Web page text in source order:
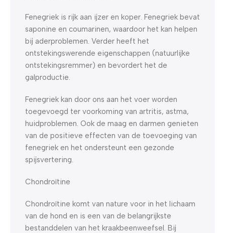
Fenegriek is rijk aan ijzer en koper. Fenegriek bevat
saponine en coumarinen, waardoor het kan helpen
bij aderproblemen. Verder heeft het
ontstekingswerende eigenschappen (natuurlijke
ontstekingsremmer) en bevordert het de
galproductie.
Fenegriek kan door ons aan het voer worden
toegevoegd ter voorkoming van artritis, astma,
huidproblemen. Ook de maag en darmen genieten
van de positieve effecten van de toevoeging van
fenegriek en het ondersteunt een gezonde
spijsvertering.
Chondroïtine
Chondroïtine komt van nature voor in het lichaam
van de hond en is een van de belangrijkste
bestanddelen van het kraakbeenweefsel. Bij